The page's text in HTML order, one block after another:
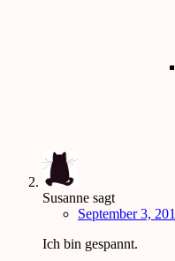
Susanne sagt
September 3,
Ich bin gespannt.